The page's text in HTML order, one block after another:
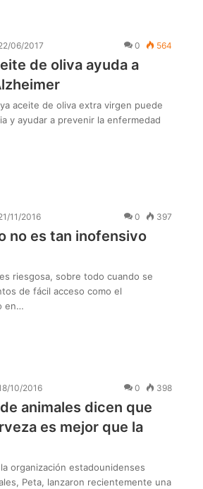
06/2017 0 564
de oliva ayuda a
aceite de oliva extra virgen puede
y ayudar a prevenir la enfermedad
11/2016 0 397
no es tan inofensivo
riesgosa, sobre todo cuando se
de fácil acceso como el
en…
10/2016 0 398
animales dicen que
es mejor que la
organización estadounidenses
Peta, lanzaron recientemente una